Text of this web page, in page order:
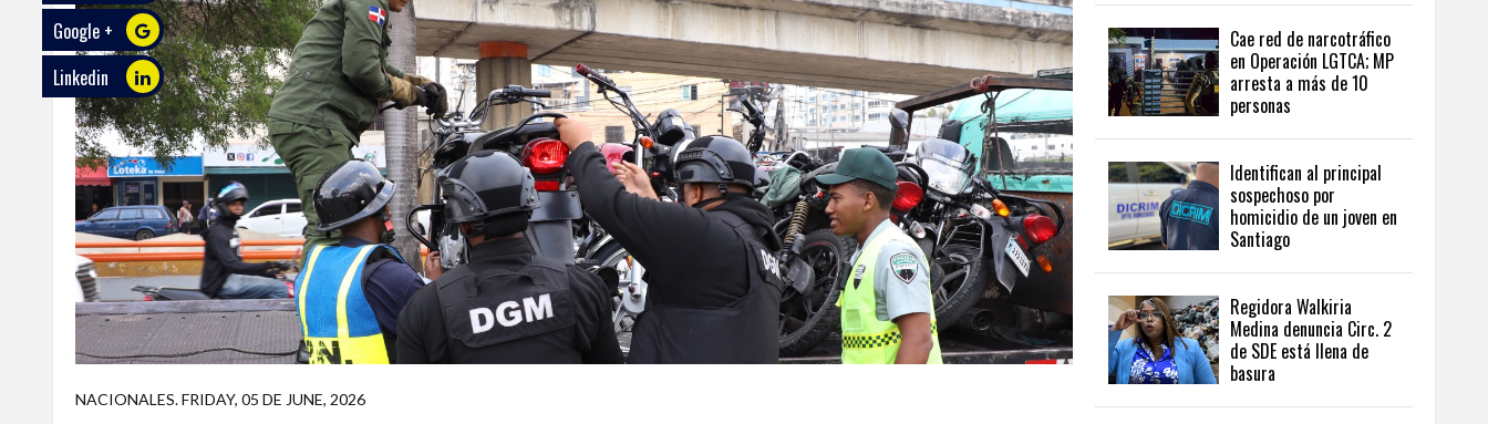
ECO
PLAY
TRABAJOS
INVESTIGACIÓN
PROVINCIAS
DISTRITO
NACIONAL
SANTO
DOMINGO
SANTIAGO
Google +
Linkedin
NACIONALES.FRIDAY, 05 DE JUNE, 2026
Cae red de narcotráfico
en Operación LGTCA; MP
arresta a más de 10
personas
Identifican al principal
sospechoso por
homicidio de un joven en
Santiago
Regidora Walkiria
Medina denuncia Circ. 2
de SDE está llena de
basura